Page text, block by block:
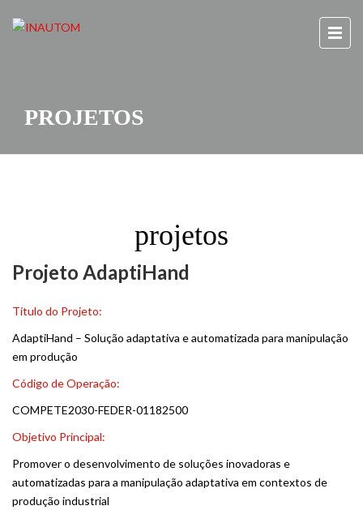
PROJETOS
projetos
Projeto AdaptiHand
Título do Projeto:
AdaptiHand – Solução adaptativa e automatizada para manipulação
em produção
Código de Operação:
COMPETE2030-FEDER-01182500
Objetivo Principal:
Promover o desenvolvimento de soluções inovadoras e
automatizadas para a manipulação adaptativa em contextos de
produção industrial